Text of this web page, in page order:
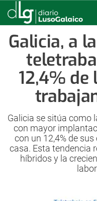
Galicia, a
12,4%
Galicia se sitúa como
con mayor
con un 12,4% de
casa. Esta tendencia
híbridos y la